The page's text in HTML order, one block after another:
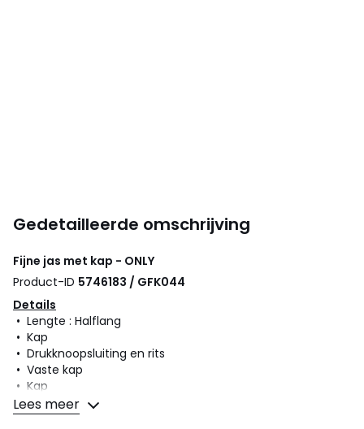
Gedetailleerde omschrijving
Fijne jas met kap - ONLY
Product-ID 5746183 / GFK044
Details
• Lengte : Halflang
• Kap
• Drukknoopsluiting en rits
• Vaste kap
• Kap
Samenstelling en onderhoud
Lees meer